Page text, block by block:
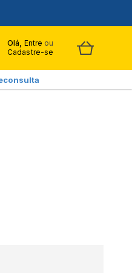
Olá, Entre ou
Cadastre-se